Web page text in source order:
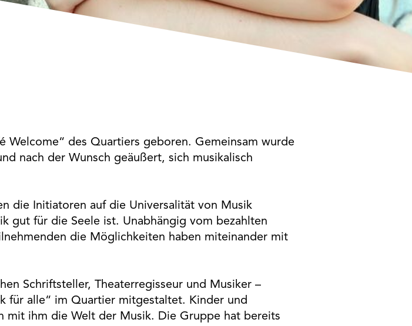
des Quartiers geboren. Gemeinsam wurde
nach der Wunsch geäußert, sich musikalisch
die Initiatoren auf die Universalität von Musik
gut für die Seele ist. Unabhängig vom bezahlten
die Möglichkeiten haben miteinander mit
Schriftsteller, Theaterregisseur und Musiker –
für alle“ im Quartier mitgestaltet. Kinder und
mit ihm die Welt der Musik. Die Gruppe hat bereits